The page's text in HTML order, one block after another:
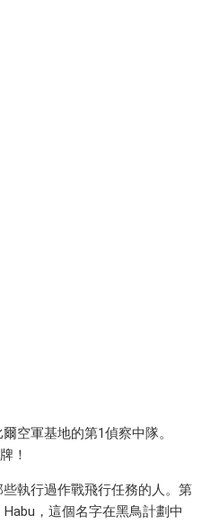
空軍基地的第1偵察中隊。
！
執行過作戰飛行任務的人。第
，這個名字在黑鳥計劃中